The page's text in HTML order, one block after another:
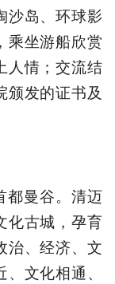
沙岛、环球影
乘坐游船欣赏
人情；交流结
颁发的证书及
都曼谷。清迈
化古城，孕育
治、经济、文
文化相通、